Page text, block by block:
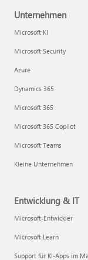
Unternehmen
Microsoft KI
Microsoft Security
Azure
Dynamics 365
Microsoft 365
Microsoft 365 Copilot
Microsoft Teams
Kleine Unternehmen
Entwicklung & IT
Microsoft-Entwickler
Microsoft Learn
Support für KI-Apps im